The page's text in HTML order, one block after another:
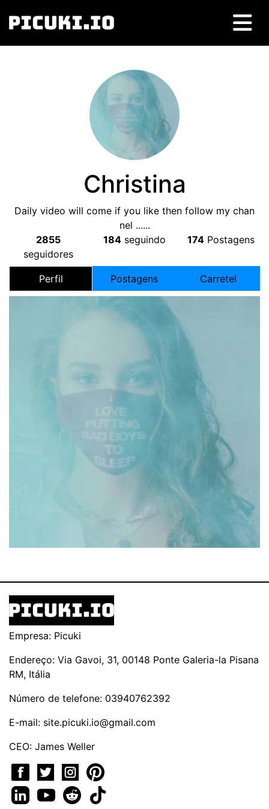
Christina
Daily video will come if you like then follow my chan
nel ......
2855
seguidores
184 seguindo 174 Postagens
Perfil Postagens Carretel
Empresa: Picuki
Endereço: Via Gavoi, 31, 00148 Ponte Galeria-la Pisana
RM, Itália
Número de telefone: 03940762392
E-mail: site.picuki.io@gmail.com
CEO: James Weller